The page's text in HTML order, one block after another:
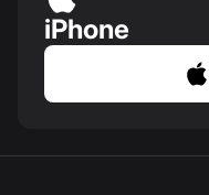
iPhone